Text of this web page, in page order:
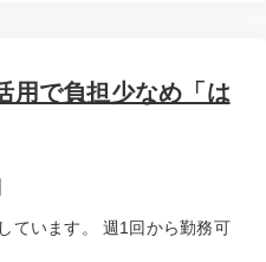
用で負担少なめ「は
ています。 週1回から勤務可